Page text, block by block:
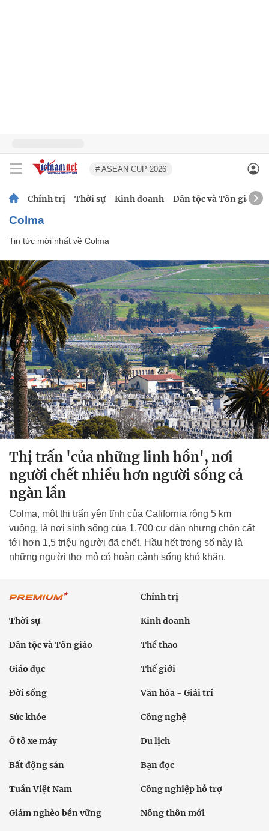
# ASEAN CUP 2026
Chính trị Thời sự Kinh doanh Dân tộc và Tôn giáo
Colma
Tin tức mới nhất về Colma
Thị trấn 'của những linh hồn', nơi
người chết nhiều hơn người sống cả
ngàn lần
Colma, một thị trấn yên tĩnh của California rộng 5 km
vuông, là nơi sinh sống của 1.700 cư dân nhưng chôn cất
tới hơn 1,5 triệu người đã chết. Hầu hết trong số này là
những người thợ mỏ có hoàn cảnh sống khó khăn.
Chính trị
Thời sự Kinh doanh
Dân tộc và Tôn giáo Thể thao
Giáo dục Thế giới
Đời sống Văn hóa - Giải trí
Sức khỏe Công nghệ
Ô tô xe máy Du lịch
Bất động sản Bạn đọc
Tuần Việt Nam Công nghiệp hỗ trợ
Giảm nghèo bền vững Nông thôn mới